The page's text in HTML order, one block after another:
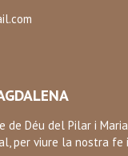
de Déu del Pilar i
per viure la nostra fe